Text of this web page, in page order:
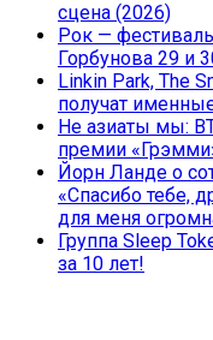
сцена (2026)
Рок —
Горбунова 29 и
Linkin Park, The
получат
Не азиаты мы:
премии
Йорн Ланде о
«Спасибо тебе,
для меня
Группа Sleep
за 10 лет!